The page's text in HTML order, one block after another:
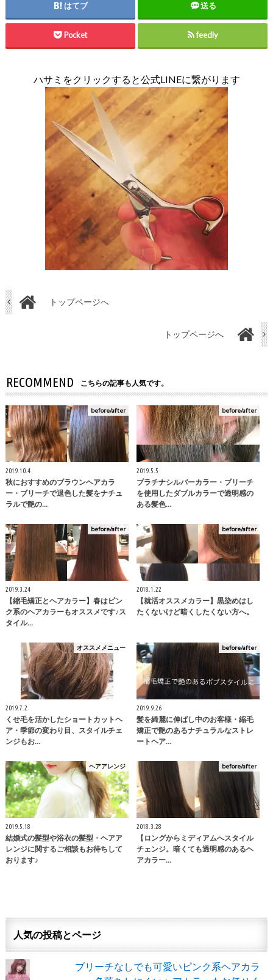
はてブ 送る
Pocket feedly
ハサミをクリックすると公式LINEに繋がります
トップページへ
トップページへ
RECOMMEND こちらの記事も人気です。
before/after
2019.10.4
秋におすすめのブラウンヘアカラ
ー・ブリーチで退色した髪をナチュ
ラルで艶の…
before/after
2019.5.5
プラチナシルバーカラー・ブリーチ
を使用したダブルカラーで透明感の
ある髪色…
before/after
2019.3.24
【縮毛矯正とヘアカラー】春はピン
ク系のヘアカラーもオススメです♪ス
タイル…
before/after
2018.1.22
【就活オススメカラー】黒染めはし
たくないけど暗くしたくない方へ。
オススメメニュー
2019.7.2
くせ毛を活かしたショートカットヘ
ア・季節の変わり目、スタイルチェ
ンジもお…
before/after
2019.9.26
髪を綺麗に伸ばし中のお客様・縮毛
矯正で艶のあるナチュラルなストレ
ートヘア…
ヘアアレンジ
2019.5.18
結婚式の髪型や浴衣の髪型・ヘアア
レンジに関するご相談もお待ちして
おります♪
before/after
2018.3.28
【ロングからミディアムへスタイル
チェンジ。暗くても透明感のあるヘ
アカラー…
人気の投稿とページ
ブリーチなしでも可愛いピンク系ヘアカラ